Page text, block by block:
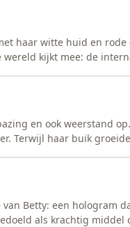
haar witte huid en rode
kijkt mee: de
en ook weerstand
Terwijl haar buik
Betty: een hologram
als krachtig middel